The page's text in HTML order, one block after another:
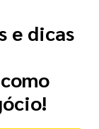
e dicas